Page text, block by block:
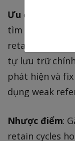
Ưu điểm
:
tìm ra được các
retain cycles
tự lưu trữ
phát hiện và
dụng weak
Nhược điểm:
retain cycles